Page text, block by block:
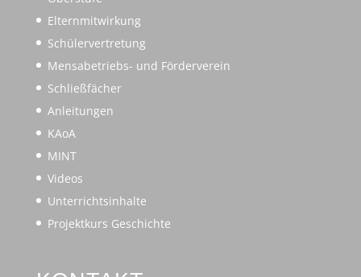
Elternmitwirkung
Schülervertretung
Mensabetriebs- und Förderverein
Schließfächer
Anleitungen
KAoA
MINT
Videos
Unterrichtsinhalte
Projektkurs Geschichte